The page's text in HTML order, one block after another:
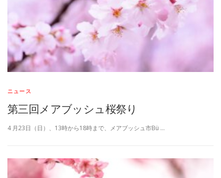
ニュース
第三回メアブッシュ桜祭り
4 月23日（日）、13時から18時まで、メアブッシュ市Bü …